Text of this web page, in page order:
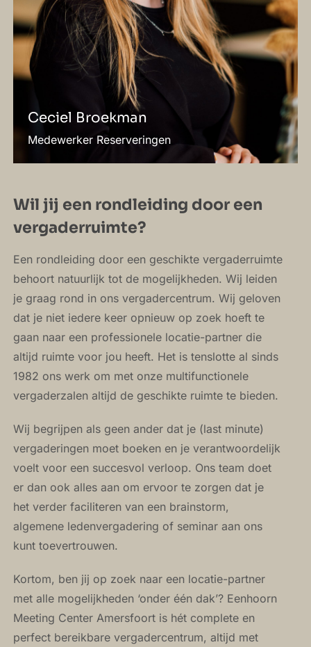
Ceciel Broekman
Medewerker Reserveringen
Wil jij een rondleiding door een
vergaderruimte?
Een rondleiding door een geschikte vergaderruimte
behoort natuurlijk tot de mogelijkheden. Wij leiden
je graag rond in ons vergadercentrum. Wij geloven
dat je niet iedere keer opnieuw op zoek hoeft te
gaan naar een professionele locatie-partner die
altijd ruimte voor jou heeft. Het is tenslotte al sinds
1982 ons werk om met onze multifunctionele
vergaderzalen altijd de geschikte ruimte te bieden.
Wij begrijpen als geen ander dat je (last minute)
vergaderingen moet boeken en je verantwoordelijk
voelt voor een succesvol verloop. Ons team doet
er dan ook alles aan om ervoor te zorgen dat je
het verder faciliteren van een brainstorm,
algemene ledenvergadering of seminar aan ons
kunt toevertrouwen.
Kortom, ben jij op zoek naar een locatie-partner
met alle mogelijkheden ‘onder één dak’? Eenhoorn
Meeting Center Amersfoort is hét complete en
perfect bereikbare vergadercentrum, altijd met